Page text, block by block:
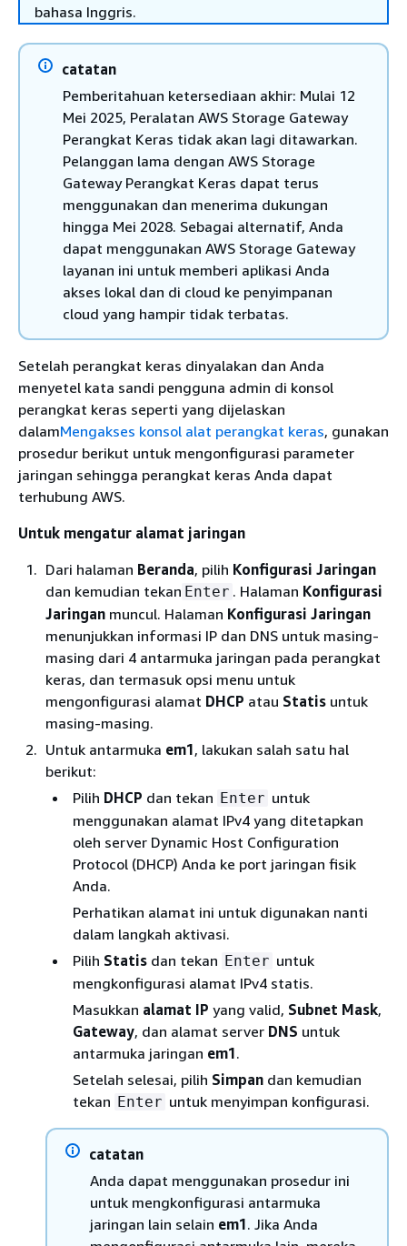
bahasa Inggris.
catatan
Pemberitahuan ketersediaan akhir: Mulai 12
Mei 2025, Peralatan AWS Storage Gateway
Perangkat Keras tidak akan lagi ditawarkan.
Pelanggan lama dengan AWS Storage
Gateway Perangkat Keras dapat terus
menggunakan dan menerima dukungan
hingga Mei 2028. Sebagai alternatif, Anda
dapat menggunakan AWS Storage Gateway
layanan ini untuk memberi aplikasi Anda
akses lokal dan di cloud ke penyimpanan
cloud yang hampir tidak terbatas.
Setelah perangkat keras dinyalakan dan Anda
menyetel kata sandi pengguna admin di konsol
perangkat keras seperti yang dijelaskan
dalamMengakses konsol alat perangkat keras, gunakan
prosedur berikut untuk mengonfigurasi parameter
jaringan sehingga perangkat keras Anda dapat
terhubung AWS.
Untuk mengatur alamat jaringan
Dari halaman Beranda, pilih Konfigurasi Jaringan
dan kemudian tekan Enter . Halaman Konfigurasi
Jaringan muncul. Halaman Konfigurasi Jaringan
menunjukkan informasi IP dan DNS untuk masing-
masing dari 4 antarmuka jaringan pada perangkat
keras, dan termasuk opsi menu untuk
mengonfigurasi alamat DHCP atau Statis untuk
masing-masing.
Untuk antarmuka em1, lakukan salah satu hal
berikut:
Pilih DHCP dan tekan Enter untuk
menggunakan alamat IPv4 yang ditetapkan
oleh server Dynamic Host Configuration
Protocol (DHCP) Anda ke port jaringan fisik
Anda.
Perhatikan alamat ini untuk digunakan nanti
dalam langkah aktivasi.
Pilih Statis dan tekan Enter untuk
mengkonfigurasi alamat IPv4 statis.
Masukkan alamat IP yang valid, Subnet Mask,
Gateway, dan alamat server DNS untuk
antarmuka jaringan em1.
Setelah selesai, pilih Simpan dan kemudian
tekan Enter untuk menyimpan konfigurasi.
catatan
Anda dapat menggunakan prosedur ini
untuk mengkonfigurasi antarmuka
jaringan lain selain em1. Jika Anda